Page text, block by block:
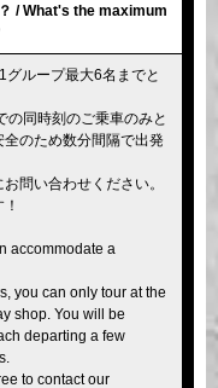
/ What's the maximum
ループ最大6名までと
の同時刻のご乗車のみと
のため数分間隔で出発
問い合わせください。
accommodate a
you can only tour at the
shop. You will be
departing a few
to contact our